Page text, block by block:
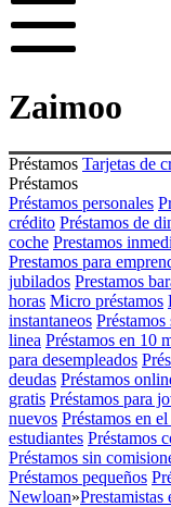
Zaimoo
Préstamos Tarjetas de
Préstamos
Préstamos personales
crédito Préstamos de
coche Prestamos
Prestamos para
jubilados Prestamos
horas Micro préstamos
instantaneos
linea Préstamos en 10
para desempleados
deudas Préstamos
gratis Préstamos para
nuevos Préstamos en
estudiantes Préstamos
Préstamos sin
Préstamos pequeños
Newloan»